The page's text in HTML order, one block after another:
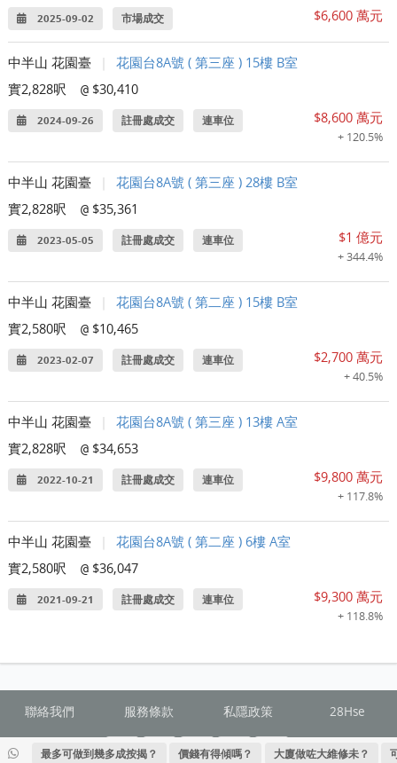
2025-09-02 市場成交 $6,600 萬元
中半山 花園臺
花園台8A號 ( 第三座 ) 15樓 B室
實2,828呎
@ $30,410
2024-09-26 註冊處成交 連車位 $8,600 萬元
+ 120.5%
中半山 花園臺
花園台8A號 ( 第三座 ) 28樓 B室
實2,828呎
@ $35,361
2023-05-05 註冊處成交 連車位 $1 億元
+ 344.4%
中半山 花園臺
花園台8A號 ( 第二座 ) 15樓 B室
實2,580呎
@ $10,465
2023-02-07 註冊處成交 連車位 $2,700 萬元
+ 40.5%
中半山 花園臺
花園台8A號 ( 第三座 ) 13樓 A室
實2,828呎
@ $34,653
2022-10-21 註冊處成交 連車位 $9,800 萬元
+ 117.8%
中半山 花園臺
花園台8A號 ( 第二座 ) 6樓 A室
實2,580呎
@ $36,047
2021-09-21 註冊處成交 連車位 $9,300 萬元
+ 118.8%
最多可做到幾多成按揭？ 價錢有得傾嗎？ 大廈做咗大維修未？
聯絡我們 服務條款 私隱政策 28Hse